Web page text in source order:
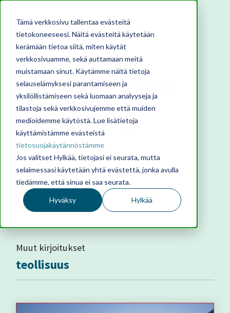
Tämä verkkosivu tallentaa evästeitä
tietokoneeseesi. Näitä evästeitä käytetään
kerämään tietoa siitä, miten käytät
verkkosivuamme, sekä auttamaan meitä
muistamaan sinut. Käytämme näitä tietoja
selauselämyksesi parantamiseen ja
yksilöllistämiseen sekä luomaan analyyseja ja
tilastoja sekä verkkosivujemme että muiden
medioidemme käytöstä. Lue lisätietoja
käyttämistämme evästeistä
tietosuojakäytännöstämme
Jos valitset Hylkää, tietojasi ei seurata, mutta
selaimessasi käytetään yhtä evästettä, jonka avulla
tiedämme, että sinua ei saa seurata.
Hyväksy Hylkää
Ajankohtaista
Muut kirjoitukset
teollisuus